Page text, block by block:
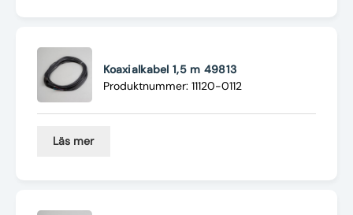
Koaxialkabel 1,5 m 49813
Produktnummer: 11120-0112
Läs mer